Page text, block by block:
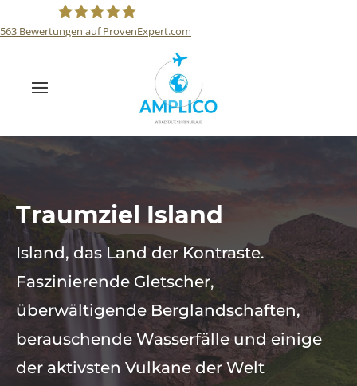
Reisebüro Amplico
563 Bewertungen auf ProvenExpert.com
Traumziel Island
Island, das Land der Kontraste.
Faszinierende Gletscher,
überwältigende Berglandschaften,
berauschende Wasserfälle und einige
der aktivsten Vulkane der Welt